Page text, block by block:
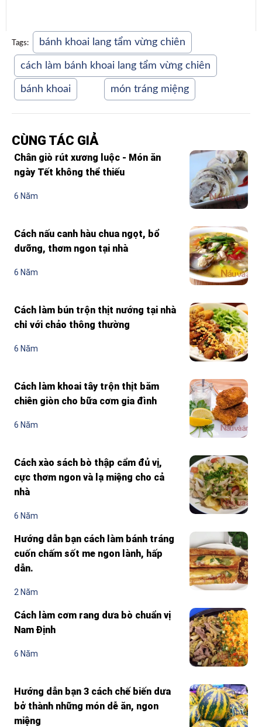
Tags: bánh khoai lang tẩm vừng chiên
cách làm bánh khoai lang tẩm vừng chiên
bánh khoai món tráng miệng
CÙNG TÁC GIẢ
Chân giò rút xương luộc - Món ăn
ngày Tết không thể thiếu
6 Năm
Cách nấu canh hàu chua ngọt, bổ
dưỡng, thơm ngon tại nhà
6 Năm
Cách làm bún trộn thịt nướng tại nhà
chỉ với chảo thông thường
6 Năm
Cách làm khoai tây trộn thịt băm
chiên giòn cho bữa cơm gia đình
6 Năm
Cách xào sách bò thập cẩm đủ vị,
cực thơm ngon và lạ miệng cho cả
nhà
6 Năm
Hướng dẫn bạn cách làm bánh tráng
cuốn chấm sốt me ngon lành, hấp
dẫn.
2 Năm
Cách làm cơm rang dưa bò chuẩn vị
Nam Định
6 Năm
Hướng dẫn bạn 3 cách chế biến dưa
bở thành những món dễ ăn, ngon
miệng